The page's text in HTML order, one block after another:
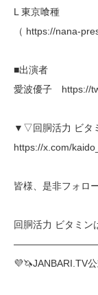
L 東京喰種
（ https://nana-
■出演者
愛波優子 https://
▼▽回胴活力 ビタ
https://x.com/
皆様、是非フォロ
回胴活力 ビタミン
💜🦄JANBARI.TV